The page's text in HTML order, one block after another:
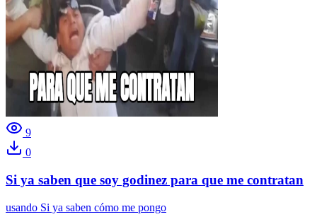
9
0
Si ya saben que soy godinez para que me contratan
usando Si ya saben cómo me pongo